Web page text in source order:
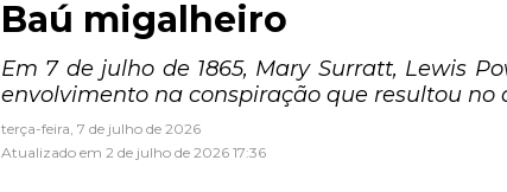
Baú migalheiro
Em 7 de julho de 1865, Mary Surratt, Lewis
envolvimento na conspiração que resultou
terça-feira, 7 de julho de 2026
Atualizado em 2 de julho de 2026 17:36